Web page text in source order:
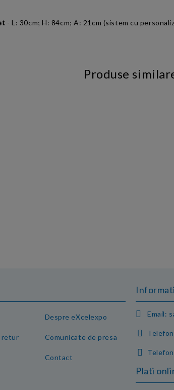
- L: 30cm; H: 84cm; A: 21cm (sistem cu
Produse
retur
Despre eXcelexpo
Comunicate de presa
Contact
Email:
Plati